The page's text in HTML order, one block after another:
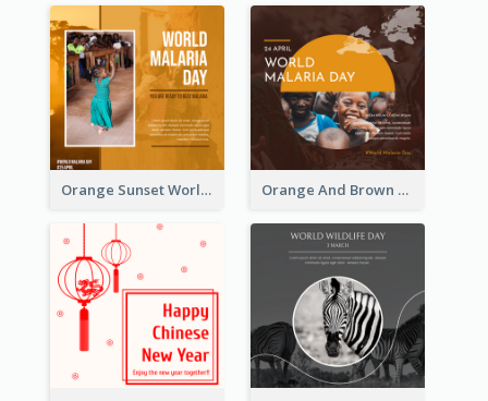
Orange Sunset World Malaria Day Instagram Post Orange And Brown World Malaria Day Instagram Post